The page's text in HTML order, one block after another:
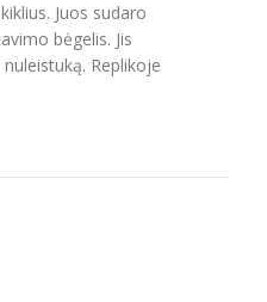
Juos sudaro
bėgelis. Jis
Replikoje